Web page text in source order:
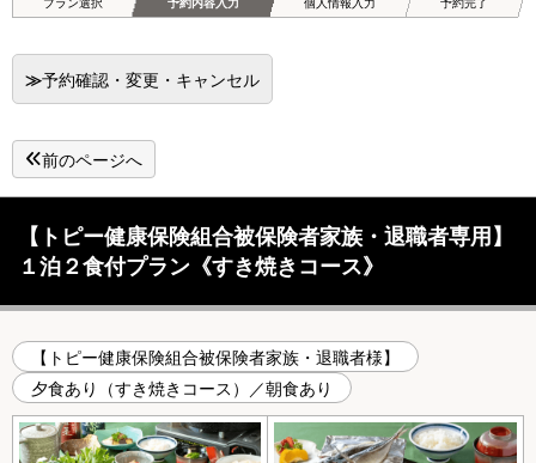
≫予約確認・変更・キャンセル
前のページへ
【トピー健康保険組合被保険者家族・退職者専用】
１泊２食付プラン《すき焼きコース》
【トピー健康保険組合被保険者家族・退職者様】
夕食あり（すき焼きコース）／朝食あり